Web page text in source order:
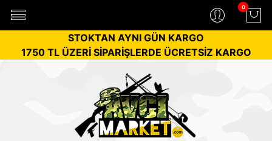
0
STOKTAN AYNI GÜN KARGO
1750 TL ÜZERİ SİPARİŞLERDE ÜCRETSİZ KARGO